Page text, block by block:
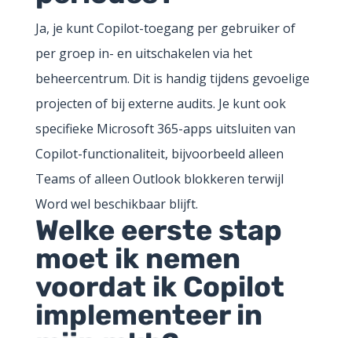
Ja, je kunt Copilot-toegang per gebruiker of
per groep in- en uitschakelen via het
beheercentrum. Dit is handig tijdens gevoelige
projecten of bij externe audits. Je kunt ook
specifieke Microsoft 365-apps uitsluiten van
Copilot-functionaliteit, bijvoorbeeld alleen
Teams of alleen Outlook blokkeren terwijl
Word wel beschikbaar blijft.
Welke eerste stap
moet ik nemen
voordat ik Copilot
implementeer in